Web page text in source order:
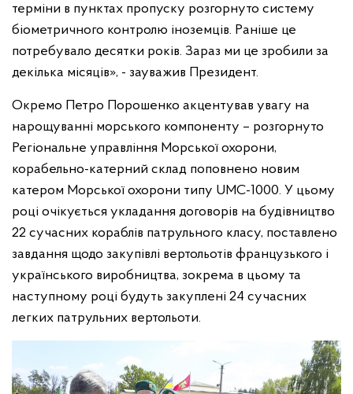
терміни в пунктах пропуску розгорнуто систему
біометричного контролю іноземців. Раніше це
потребувало десятки років. Зараз ми це зробили за
декілька місяців», - зауважив Президент.
Окремо Петро Порошенко акцентував увагу на
нарощуванні морського компоненту – розгорнуто
Регіональне управління Морської охорони,
корабельно-катерний склад поповнено новим
катером Морської охорони типу UMC-1000. У цьому
році очікується укладання договорів на будівництво
22 сучасних кораблів патрульного класу, поставлено
завдання щодо закупівлі вертольотів французького і
українського виробництва, зокрема в цьому та
наступному році будуть закуплені 24 сучасних
легких патрульних вертольоти.